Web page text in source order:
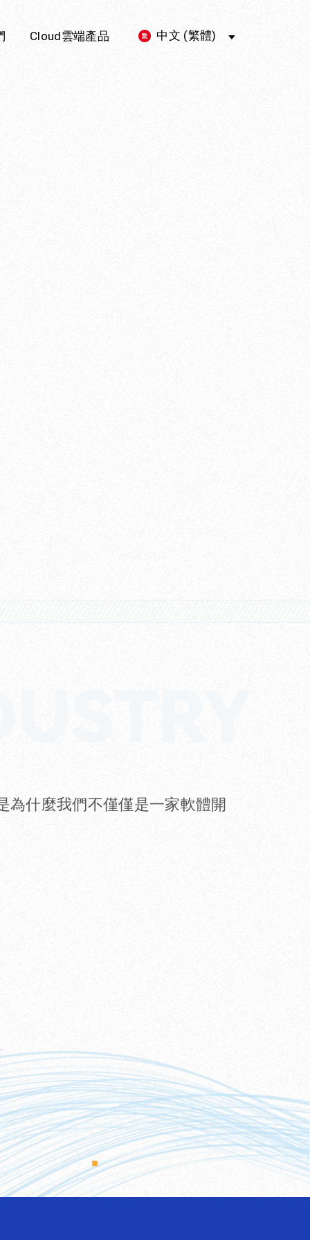
Cloud雲端產品 中文 (繁體)
為什麼我們不僅僅是一家軟體開